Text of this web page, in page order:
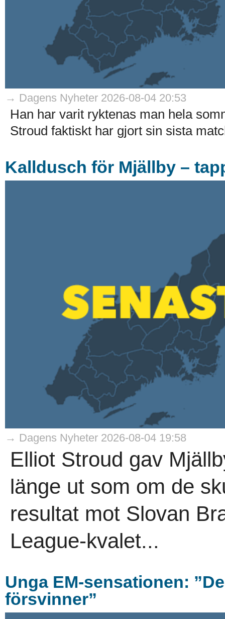
→ Dagens Nyheter 2026-08-04 20:53
Han har varit ryktenas man hela
Stroud faktiskt har gjort sin sista
Kalldusch för Mjällby –
→ Dagens Nyheter 2026-08-04 19:58
Elliot Stroud gav
länge ut som om de
resultat mot Slovan
League-kvalet...
Unga EM-sensationen:
försvinner”